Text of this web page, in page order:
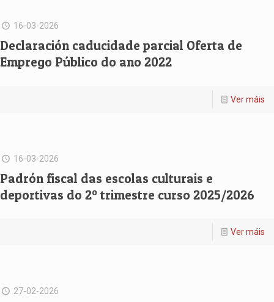
16-03-2026
Declaración caducidade parcial Oferta de
Emprego Público do ano 2022
Ver máis
16-03-2026
Padrón fiscal das escolas culturais e
deportivas do 2º trimestre curso 2025/2026
Ver máis
27-02-2026